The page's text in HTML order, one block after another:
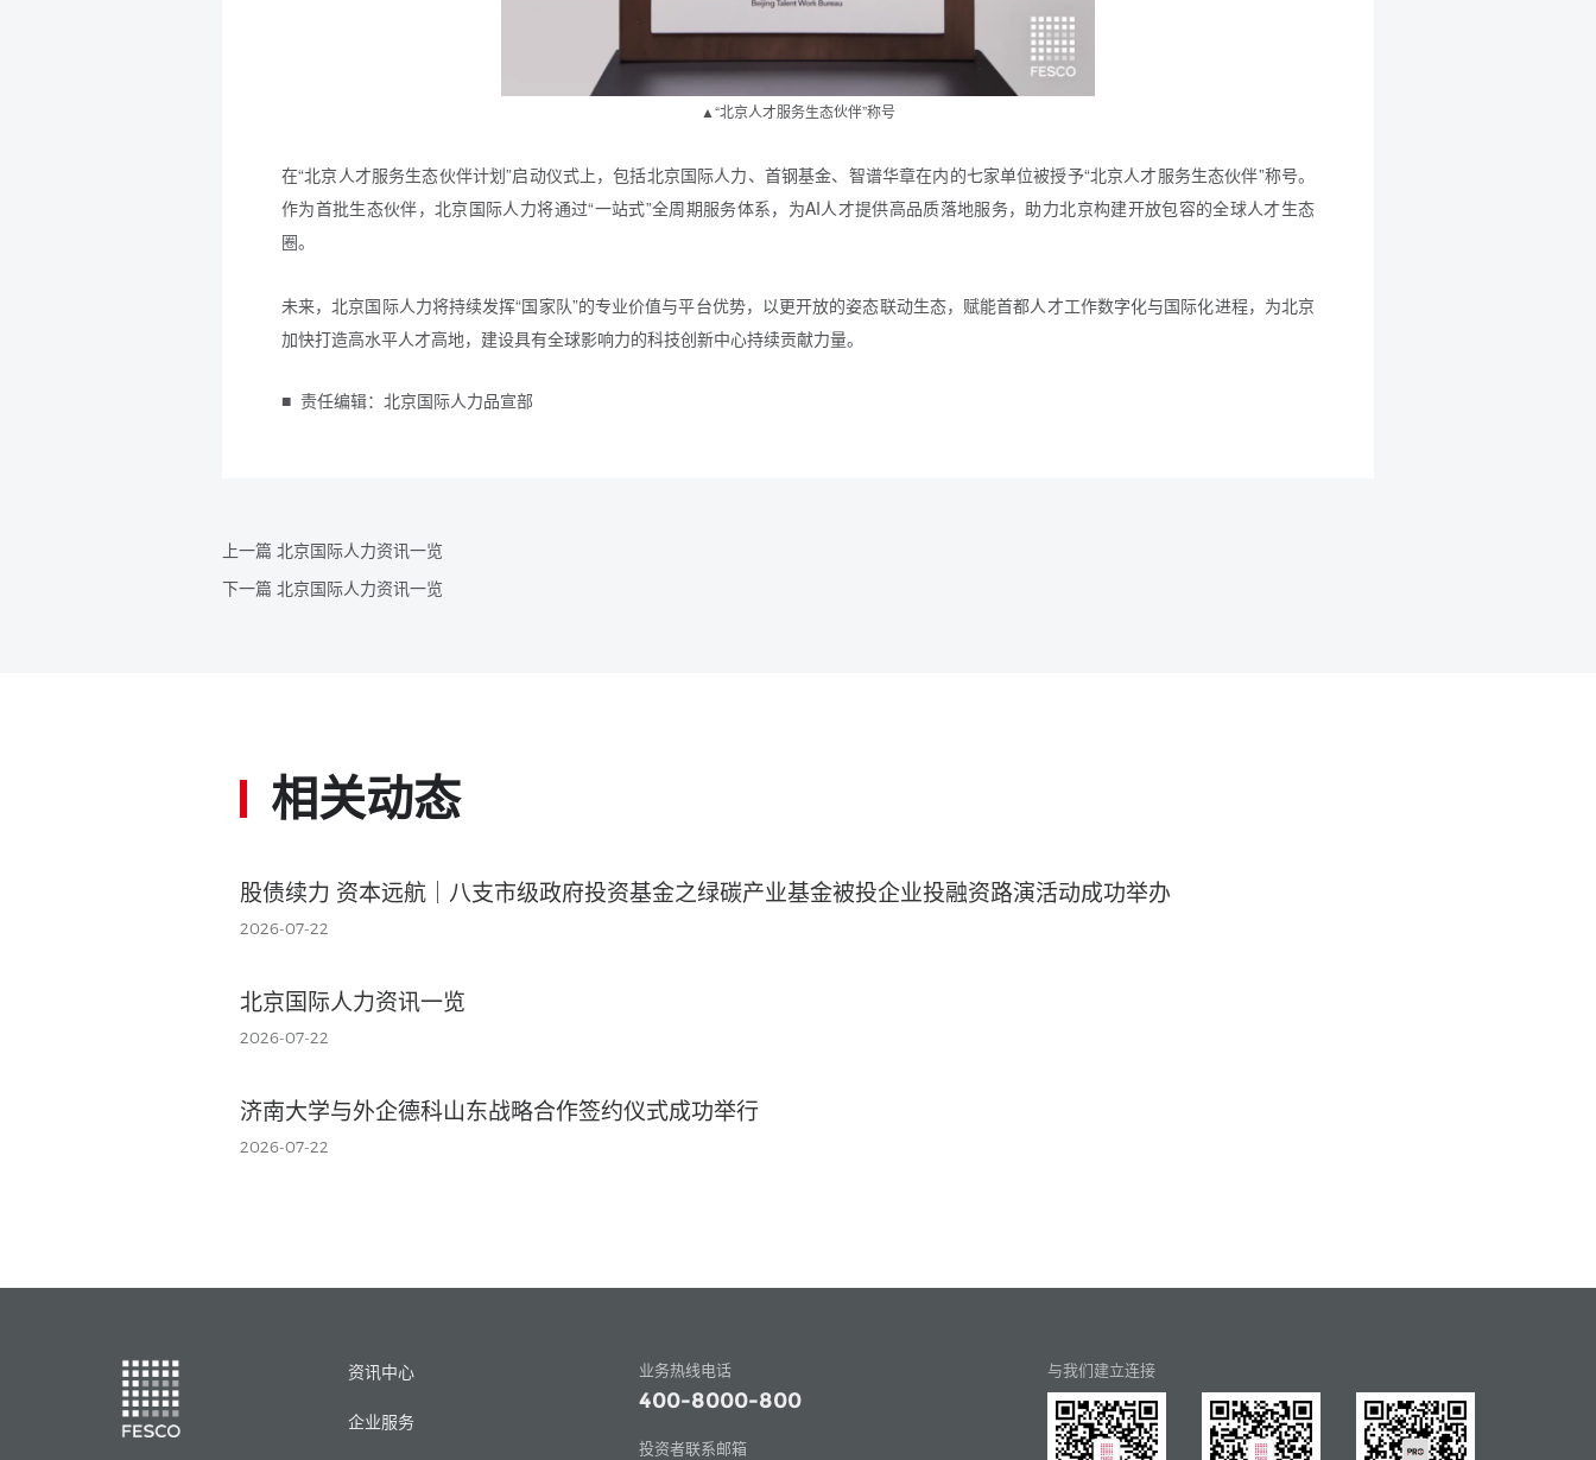
▲“北京人才服务生态伙伴”称号
在“北京人才服务生态伙伴计划”启动仪式上，包括北京国际人力、首钢基金、智谱华章在内的七家单位被授予“北京人才服务生态伙伴”称号。
作为首批生态伙伴，北京国际人力将通过“一站式”全周期服务体系，为AI人才提供高品质落地服务，助力北京构建开放包容的全球人才生态
圈。
未来，北京国际人力将持续发挥“国家队”的专业价值与平台优势，以更开放的姿态联动生态，赋能首都人才工作数字化与国际化进程，为北京
加快打造高水平人才高地，建设具有全球影响力的科技创新中心持续贡献力量。
■ 责任编辑：北京国际人力品宣部
上一篇 北京国际人力资讯一览
下一篇 北京国际人力资讯一览
相关动态
股债续力 资本远航｜八支市级政府投资基金之绿碳产业基金被投企业投融资路演活动成功举办
2026-07-22
北京国际人力资讯一览
2026-07-22
济南大学与外企德科山东战略合作签约仪式成功举行
2026-07-22
资讯中心
企业服务
业务热线电话
400-8000-800
投资者联系邮箱
与我们建立连接